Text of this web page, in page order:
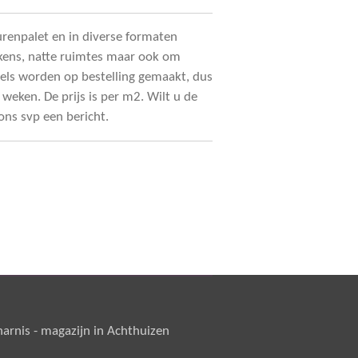
en in diverse formaten
natte ruimtes maar ook om
worden op bestelling gemaakt, dus
De prijs is per m2. Wilt u de
svp een bericht.
- magazijn in Achthuizen